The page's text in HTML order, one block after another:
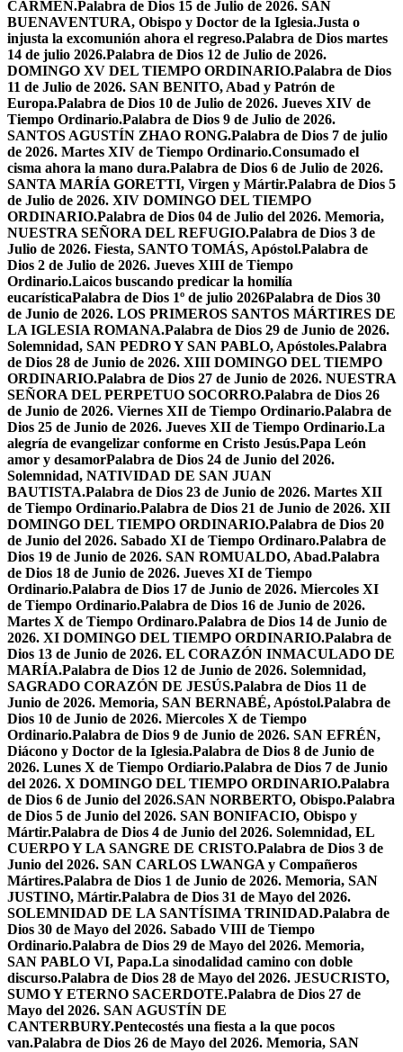
CARMEN.Palabra de Dios 15 de Julio de 2026. SAN
BUENAVENTURA, Obispo y Doctor de la Iglesia.Justa o
injusta la excomunión ahora el regreso.Palabra de Dios martes
14 de julio 2026.Palabra de Dios 12 de Julio de 2026.
DOMINGO XV DEL TIEMPO ORDINARIO.Palabra de Dios
11 de Julio de 2026. SAN BENITO, Abad y Patrón de
Europa.Palabra de Dios 10 de Julio de 2026. Jueves XIV de
Tiempo Ordinario.Palabra de Dios 9 de Julio de 2026.
SANTOS AGUSTÍN ZHAO RONG.Palabra de Dios 7 de julio
de 2026. Martes XIV de Tiempo Ordinario.Consumado el
cisma ahora la mano dura.Palabra de Dios 6 de Julio de 2026.
SANTA MARÍA GORETTI, Virgen y Mártir.Palabra de Dios 5
de Julio de 2026. XIV DOMINGO DEL TIEMPO
ORDINARIO.Palabra de Dios 04 de Julio del 2026. Memoria,
NUESTRA SEÑORA DEL REFUGIO.Palabra de Dios 3 de
Julio de 2026. Fiesta, SANTO TOMÁS, Apóstol.Palabra de
Dios 2 de Julio de 2026. Jueves XIII de Tiempo
Ordinario.Laicos buscando predicar la homilía
eucarísticaPalabra de Dios 1º de julio 2026Palabra de Dios 30
de Junio de 2026. LOS PRIMEROS SANTOS MÁRTIRES DE
LA IGLESIA ROMANA.Palabra de Dios 29 de Junio de 2026.
Solemnidad, SAN PEDRO Y SAN PABLO, Apóstoles.Palabra
de Dios 28 de Junio de 2026. XIII DOMINGO DEL TIEMPO
ORDINARIO.Palabra de Dios 27 de Junio de 2026. NUESTRA
SEÑORA DEL PERPETUO SOCORRO.Palabra de Dios 26
de Junio de 2026. Viernes XII de Tiempo Ordinario.Palabra de
Dios 25 de Junio de 2026. Jueves XII de Tiempo Ordinario.La
alegría de evangelizar conforme en Cristo Jesús.Papa León
amor y desamorPalabra de Dios 24 de Junio del 2026.
Solemnidad, NATIVIDAD DE SAN JUAN
BAUTISTA.Palabra de Dios 23 de Junio de 2026. Martes XII
de Tiempo Ordinario.Palabra de Dios 21 de Junio de 2026. XII
DOMINGO DEL TIEMPO ORDINARIO.Palabra de Dios 20
de Junio del 2026. Sabado XI de Tiempo Ordinaro.Palabra de
Dios 19 de Junio de 2026. SAN ROMUALDO, Abad.Palabra
de Dios 18 de Junio de 2026. Jueves XI de Tiempo
Ordinario.Palabra de Dios 17 de Junio de 2026. Miercoles XI
de Tiempo Ordinario.Palabra de Dios 16 de Junio de 2026.
Martes X de Tiempo Ordinaro.Palabra de Dios 14 de Junio de
2026. XI DOMINGO DEL TIEMPO ORDINARIO.Palabra de
Dios 13 de Junio de 2026. EL CORAZÓN INMACULADO DE
MARÍA.Palabra de Dios 12 de Junio de 2026. Solemnidad,
SAGRADO CORAZÓN DE JESÚS.Palabra de Dios 11 de
Junio de 2026. Memoria, SAN BERNABÉ, Apóstol.Palabra de
Dios 10 de Junio de 2026. Miercoles X de Tiempo
Ordinario.Palabra de Dios 9 de Junio de 2026. SAN EFRÉN,
Diácono y Doctor de la Iglesia.Palabra de Dios 8 de Junio de
2026. Lunes X de Tiempo Ordiario.Palabra de Dios 7 de Junio
del 2026. X DOMINGO DEL TIEMPO ORDINARIO.Palabra
de Dios 6 de Junio del 2026.SAN NORBERTO, Obispo.Palabra
de Dios 5 de Junio del 2026. SAN BONIFACIO, Obispo y
Mártir.Palabra de Dios 4 de Junio del 2026. Solemnidad, EL
CUERPO Y LA SANGRE DE CRISTO.Palabra de Dios 3 de
Junio del 2026. SAN CARLOS LWANGA y Compañeros
Mártires.Palabra de Dios 1 de Junio de 2026. Memoria, SAN
JUSTINO, Mártir.Palabra de Dios 31 de Mayo del 2026.
SOLEMNIDAD DE LA SANTÍSIMA TRINIDAD.Palabra de
Dios 30 de Mayo del 2026. Sabado VIII de Tiempo
Ordinario.Palabra de Dios 29 de Mayo del 2026. Memoria,
SAN PABLO VI, Papa.La sinodalidad camino con doble
discurso.Palabra de Dios 28 de Mayo del 2026. JESUCRISTO,
SUMO Y ETERNO SACERDOTE.Palabra de Dios 27 de
Mayo del 2026. SAN AGUSTÍN DE
CANTERBURY.Pentecostés una fiesta a la que pocos
van.Palabra de Dios 26 de Mayo del 2026. Memoria, SAN